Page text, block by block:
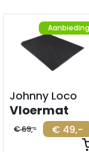
Aanbieding
Johnny Loco
Vloermat
€ 49,-
€ 69,-